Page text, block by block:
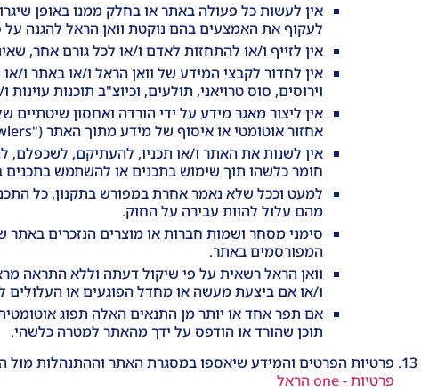
אין לעשות כל פעולה באתר או בחלק ממנו באופן
לעקוף את האמצעים בהם נוקטת וואן הראל להגנה
אין לזייף ו/או להתחזות לאדם ו/או לכל גורם אחר,
אין לחדור לקבצי המידע של וואן הראל ו/או באתר ו/
וירוסים, סוס טרויאני, תולעים, וכיוצ"ב תוכנות
אין ליצור מאגר מידע על ידי הורדה ואחסון שיטתיים
אחזור אוטומטי או איסוף של מידע מתוך האתר ("automated data mining tools", "crawlers") וכו'.
אין לשנות את האתר ו/או תכניו, להעתיקם, לשכפלם,
חומר כלשהו תוך שימוש בתכנים או להשתמש
למעט וככל שלא נאמר אחרת במפורש בתקנון, כל
מהם עלול להוות עבירה על החוק.
סימני מסחר ושמות חברות או מוצרים הנזכרים באתר
המפורסמים באתר.
וואן הראל רשאית על פי שיקול דעתה וללא התראה
ו/או אם ביצעת מעשה או מחדל הפוגעים או העלולים
אם תפר אחד או יותר מן התנאים האלה תפוג
תוכן שהורד או הודפס על ידך מהאתר למטרה כלשהי.
פרטיות הפרטים והמידע שיאספו במסגרת האתר וההתנהלות מול
פרטיות - one הראל